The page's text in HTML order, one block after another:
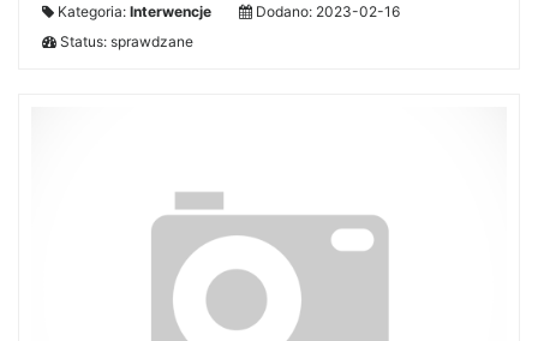
Kategoria: Interwencje
Dodano: 2023-02-16
Status: sprawdzane